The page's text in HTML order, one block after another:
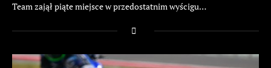
Team zajął piąte miejsce w przedostatnim wyścigu…